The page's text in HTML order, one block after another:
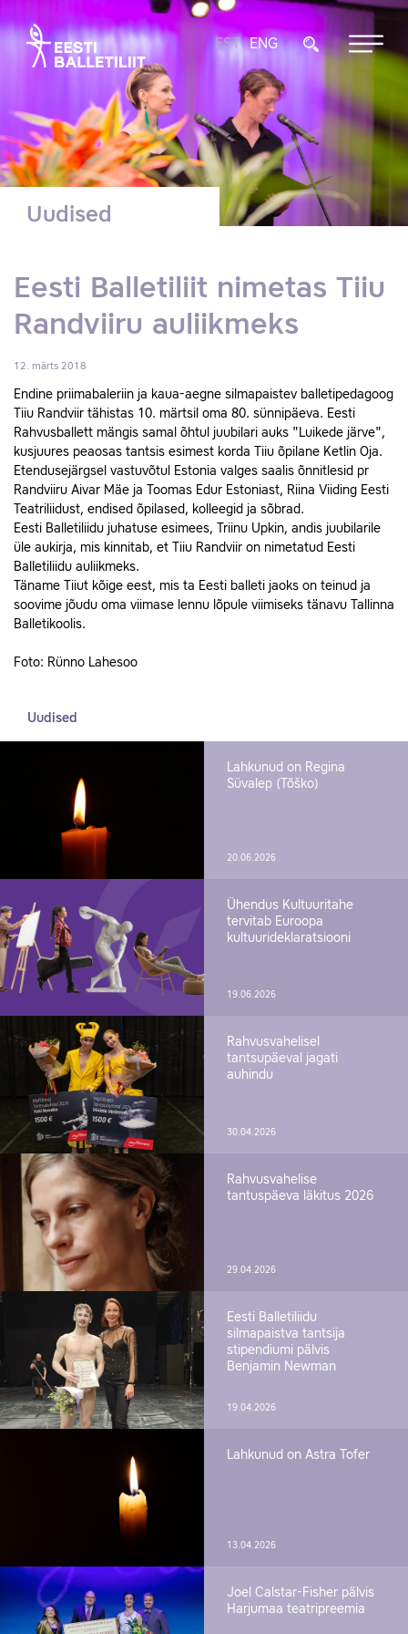
EST ENG
Uudised
Eesti Balletiliit nimetas Tiiu
Randviiru auliikmeks
12. märts 2018
Endine priimabaleriin ja kaua-aegne silmapaistev balletipedagoog
Tiiu Randviir tähistas 10. märtsil oma 80. sünnipäeva. Eesti
Rahvusballett mängis samal õhtul juubilari auks "Luikede järve",
kusjuures peaosas tantsis esimest korda Tiiu õpilane Ketlin Oja.
Etendusejärgsel vastuvõtul Estonia valges saalis õnnitlesid pr
Randviiru Aivar Mäe ja Toomas Edur Estoniast, Riina Viiding Eesti
Teatriliidust, endised õpilased, kolleegid ja sõbrad.
Eesti Balletiliidu juhatuse esimees, Triinu Upkin, andis juubilarile
üle aukirja, mis kinnitab, et Tiiu Randviir on nimetatud Eesti
Balletiliidu auliikmeks.
Täname Tiiut kõige eest, mis ta Eesti balleti jaoks on teinud ja
soovime jõudu oma viimase lennu lõpule viimiseks tänavu Tallinna
Balletikoolis.
Foto: Rünno Lahesoo
Uudised
Lahkunud on Regina
Süvalep (Tõško)
20.06.2026
Ühendus Kultuuritahe
tervitab Euroopa
kultuurideklaratsiooni
19.06.2026
Rahvusvahelisel
tantsupäeval jagati
auhindu
30.04.2026
Rahvusvahelise
tantuspäeva läkitus 2026
29.04.2026
Eesti Balletiliidu
silmapaistva tantsija
stipendiumi pälvis
Benjamin Newman
19.04.2026
Lahkunud on Astra Tofer
13.04.2026
Joel Calstar-Fisher pälvis
Harjumaa teatripreemia